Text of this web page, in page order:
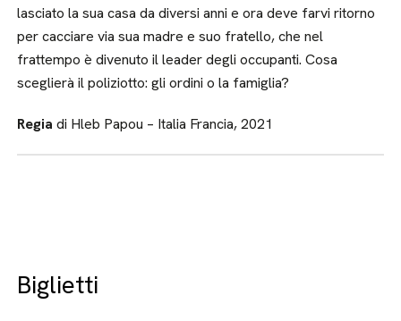
lasciato la sua casa da diversi anni e ora deve farvi ritorno
per cacciare via sua madre e suo fratello, che nel
frattempo è divenuto il leader degli occupanti. Cosa
sceglierà il poliziotto: gli ordini o la famiglia?
Regia di Hleb Papou – Italia Francia, 2021
Biglietti